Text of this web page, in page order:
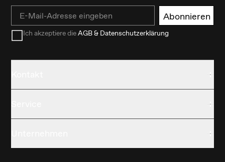
Email Abonnieren
Ich akzeptiere dieAGB & Datenschutzerklärung